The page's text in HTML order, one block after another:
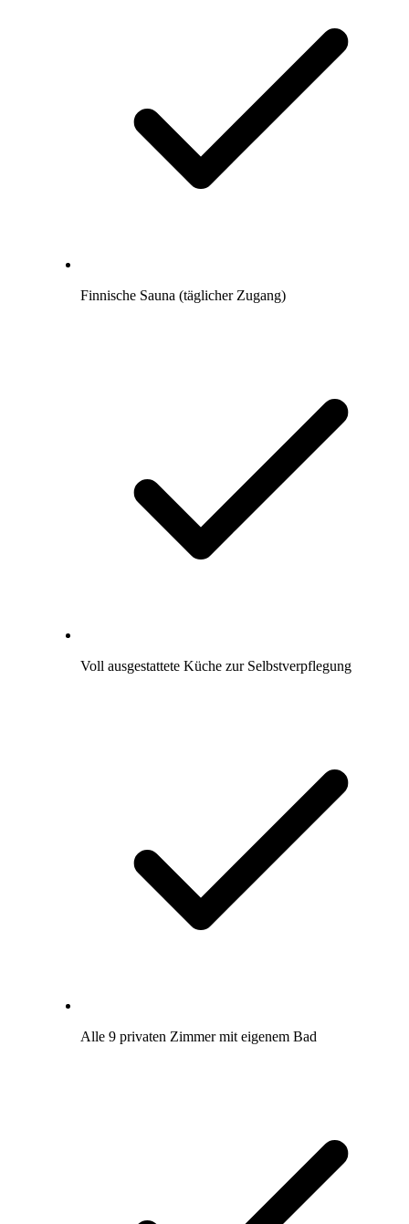
Finnische Sauna (täglicher Zugang)
Voll ausgestattete Küche zur Selbstverpflegung
Alle 9 privaten Zimmer mit eigenem Bad